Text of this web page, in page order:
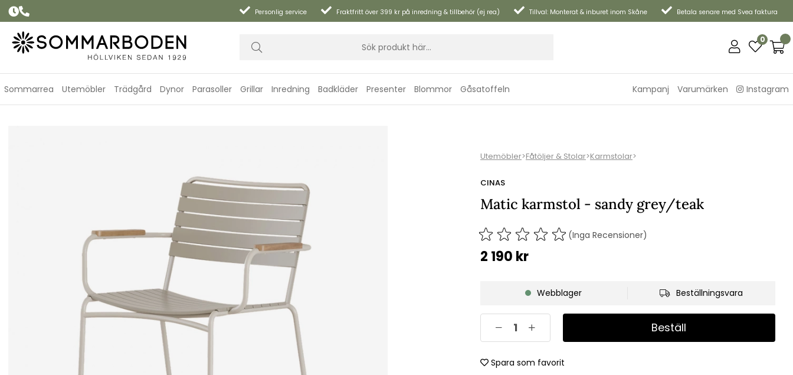
Personlig service Fraktfritt över 399 kr på inredning & tillbehör (ej rea) Tillval: Monterat & inburet inom Skåne Betala senare med Svea faktura
0
Sommarrea Utemöbler Trädgård Dynor Parasoller Grillar Inredning Badkläder Presenter Blommor Gåsatoffeln Kampanj Varumärken Instagram
Utemöbler>Fåtöljer & Stolar>Karmstolar>
CINAS
Matic karmstol - sandy grey/teak
(Inga Recensioner)
2 190 kr
Webblager Beställningsvara
Beställ
Spara som favorit